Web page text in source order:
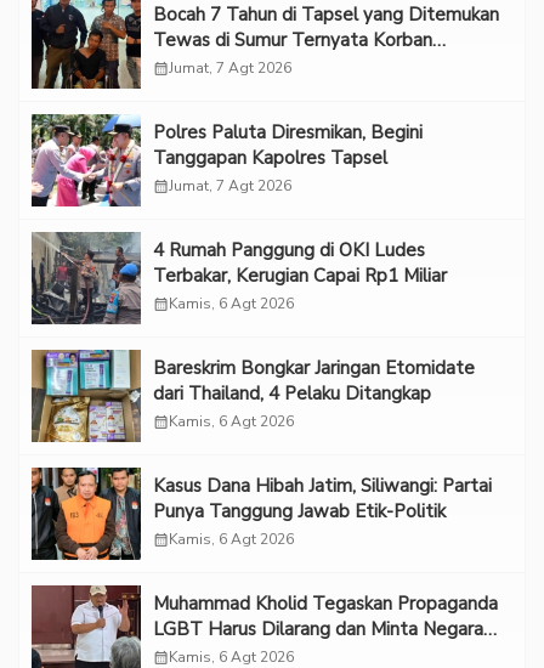
Bocah 7 Tahun di Tapsel yang Ditemukan
Tewas di Sumur Ternyata Korban
Kekerasan Seksual
calendar_monthJumat, 7 Agt 2026
Polres Paluta Diresmikan, Begini
Tanggapan Kapolres Tapsel
calendar_monthJumat, 7 Agt 2026
‎4 Rumah Panggung di OKI Ludes
Terbakar, Kerugian Capai Rp1 Miliar
calendar_monthKamis, 6 Agt 2026
Bareskrim Bongkar Jaringan Etomidate
dari Thailand, 4 Pelaku Ditangkap
calendar_monthKamis, 6 Agt 2026
Kasus Dana Hibah Jatim, Siliwangi: Partai
Punya Tanggung Jawab Etik-Politik
calendar_monthKamis, 6 Agt 2026
Muhammad Kholid Tegaskan Propaganda
LGBT Harus Dilarang dan Minta Negara
Melindungi Korban
calendar_monthKamis, 6 Agt 2026